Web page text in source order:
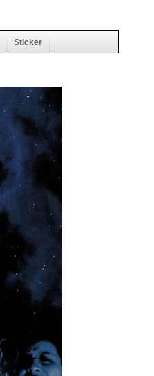
Sticker